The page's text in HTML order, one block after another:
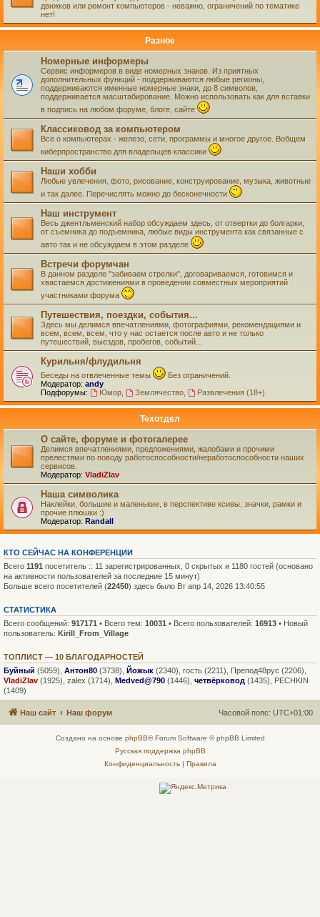
движков или ремонт компьютеров - неважно, ограничений по тематике
нет!
Разное
Номерные информеры
Сервис информеров в виде номерных знаков. Из приятных
дополнительных функций - поддерживаются любые регионы,
поддерживаются именные номерные знаки, до 8 символов,
поддерживается масштабирование. Можно использовать как для вставки
в подпись на любом форуме, блоге, сайте
Классиковод за компьютером
Все о компьютерах - железо, сети, программы и многое другое. Вобщем
киберпространство для владельцев классики
Наши хобби
Любые увлечения, фото, рисование, конструирование, музыка, животные
и так далее. Перечислять можно до бесконечности
Наш инструмент
Весь джентльменский набор обсуждаем здесь, от отвертки до болгарки,
от съемника до подъемника, любые виды инструмента как связанные с
авто так и не обсуждаем в этом разделе
Встречи форумчан
В данном разделе "забиваем стрелки", договариваемся, готовимся и
хвастаемся достижениями в проведении совместных мероприятий
участниками форума
Путешествия, поездки, события...
Здесь мы делимся впечатлениями, фотографиями, рекомендациями и
всем, всем, всем, что у нас остается после авто и не только
путешествий, выездов, пробегов, событий...
Курильня/флудильня
Беседы на отвлеченные темы
Без ограничений.
Модератор: andy
Подфорумы:
Юмор, Землячество, Развлечения (18+)
Техотдел
О сайте, форуме и фотогалерее
Делимся впечатлениями, предложениями, жалобами и прочими
прелестями по поводу работоспособности/неработоспособности наших
сервисов.
Модератор: VladiZlav
Наша символика
Наклейки, большие и маленькие, в перспективе ксивы, значки, рамки и
прочие плюшки :)
Модератор: Randall
КТО СЕЙЧАС НА КОНФЕРЕНЦИИ
Всего 1191 посетитель :: 11 зарегистрированных, 0 скрытых и 1180 гостей (основано
на активности пользователей за последние 15 минут)
Больше всего посетителей (22450) здесь было Вт апр 14, 2026 13:40:55
СТАТИСТИКА
Всего сообщений: 917171 • Всего тем: 10031 • Всего пользователей: 16913 • Новый
пользователь: Kirill_From_Village
ТОПЛИСТ — 10 БЛАГОДАРНОСТЕЙ
Буйный (5059), Антон80 (3738), Йожык (2340), гость (2211), Препод48рус (2206),
VladiZlav (1925), zalex (1714), Medved@790 (1446), четвёрковод (1435), PECHKIN
(1409)
Наш сайт Наш форум Часовой пояс: UTC+01:00
Создано на основе phpBB® Forum Software © phpBB Limited
Русская поддержка phpBB
Конфиденциальность| Правила